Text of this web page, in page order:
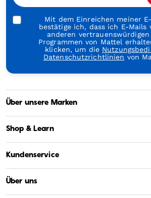
Mit dem Einreichen meiner
bestätige ich, dass ich E-Mails
anderen
Programmen von Mattel
klicken, um die
Datenschutzrichtlinien von
Über unsere Marken
Shop & Learn
Kundenservice
Über uns